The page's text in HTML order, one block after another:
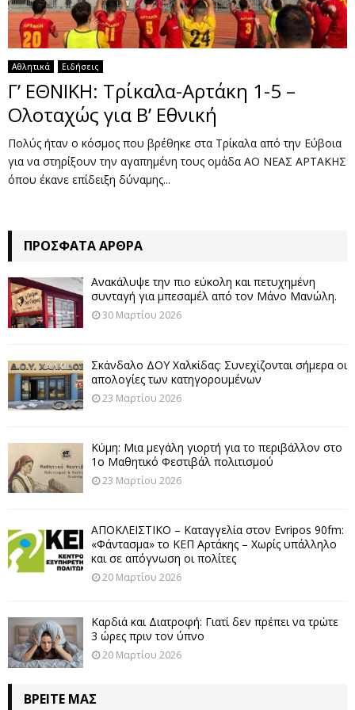
Αθλητικά Ειδήσεις
Γ’ ΕΘΝΙΚΗ: Τρίκαλα-Αρτάκη 1-5 –
Ολοταχώς για B’ Eθνική
Πολύς ήταν ο κόσμος που βρέθηκε στα Τρίκαλα από την Εύβοια
για να στηρίξουν την αγαπημένη τους ομάδα ΑΟ ΝΕΑΣ ΑΡΤΑΚΗΣ
όπου έκανε επίδειξη δύναμης...
ΠΡΌΣΦΑΤΑ ΆΡΘΡΑ
Ανακάλυψε την πιο εύκολη και πετυχημένη
συνταγή για μπεσαμέλ από τον Μάνο Μανώλη.
30 Μαρτίου 2026
Σκάνδαλο ΔΟΥ Χαλκίδας: Συνεχίζονται σήμερα οι
απολογίες των κατηγορουμένων
23 Μαρτίου 2026
Κύμη: Μια μεγάλη γιορτή για το περιβάλλον στο
1ο Μαθητικό Φεστιβάλ πολιτισμού
23 Μαρτίου 2026
ΑΠΟΚΛΕΙΣΤΙΚΟ – Καταγγελία στον Evripos 90fm:
«Φάντασμα» το ΚΕΠ Αρτάκης – Χωρίς υπάλληλο
και σε απόγνωση οι πολίτες
20 Μαρτίου 2026
Καρδιά και Διατροφή: Γιατί δεν πρέπει να τρώτε
3 ώρες πριν τον ύπνο
20 Μαρτίου 2026
ΒΡΕΊΤΕ ΜΑΣ